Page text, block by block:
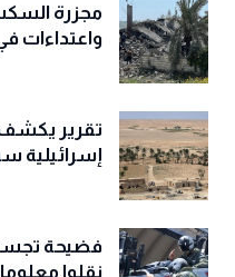
مجزرة
واعتداءات
تقرير
إسرائيلية
فضيحة
نقلوا